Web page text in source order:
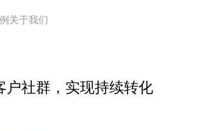
关于我们
社群，实现持续转化